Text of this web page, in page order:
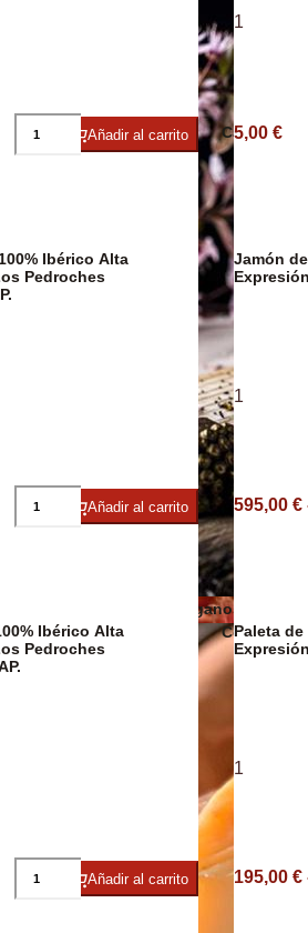
y jamón ecológicos
Quesos veganos
Caviar
Conservas
Añadir al carrito
1
5,00 €
Ibérico Alta
Pedroches
Añadir al carrito
Jamón
1
595,00 €
Ibérico Alta
Pedroches
Añadir al carrito
Paleta
1
195,00 €